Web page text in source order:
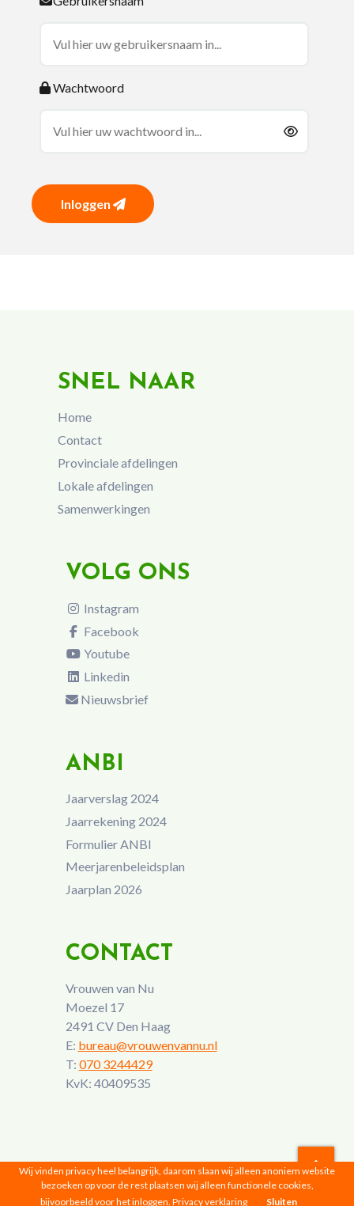
Wachtwoord
Inloggen
SNEL NAAR
Home
Contact
Provinciale afdelingen
Lokale afdelingen
Samenwerkingen
VOLG ONS
Instagram
Facebook
Youtube
Linkedin
Nieuwsbrief
ANBI
Jaarverslag 2024
Jaarrekening 2024
Formulier ANBI
Meerjarenbeleidsplan
Jaarplan 2026
CONTACT
Vrouwen van Nu
Moezel 17
2491 CV Den Haag
E: bureau@vrouwenvannu.nl
T: 070 3244429
KvK: 40409535
Vrouwen van Nu © 2026 |Privacyverklaring
Wij vinden privacy heel belangrijk, daarom slaan wij alleen anoniem website
bezoeken op voor de rest plaatsen wij alleen functionele cookies,
bijvoorbeeld voor het inloggen. Privacy verklaring Sluiten